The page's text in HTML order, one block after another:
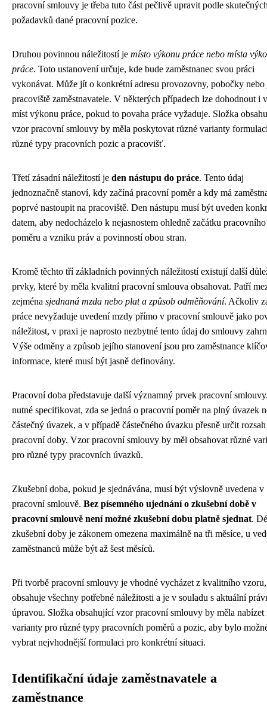
pracovní smlouvy je třeba tuto část pečlivě upravit podle
požadavků dané pracovní pozice.
Druhou povinnou náležitostí je místo výkonu práce nebo místa
práce. Toto ustanovení určuje, kde bude zaměstnanec svou práci
vykonávat. Může jít o konkrétní adresu provozovny, pobočky nebo
pracoviště zaměstnavatele. V některých případech lze dohodnout i
míst výkonu práce, pokud to povaha práce vyžaduje. Složka
vzor pracovní smlouvy by měla poskytovat různé varianty
různé typy pracovních pozic a pracovišť.
Třetí zásadní náležitostí je den nástupu do práce. Tento údaj
jednoznačně stanoví, kdy začíná pracovní poměr a kdy má
poprvé nastoupit na pracoviště. Den nástupu musí být uveden
datem, aby nedocházelo k nejasnostem ohledně začátku pracovního
poměru a vzniku práv a povinností obou stran.
Kromě těchto tří základních povinných náležitostí existují další
prvky, které by měla kvalitní pracovní smlouva obsahovat. Patří
zejména sjednaná mzda nebo plat a způsob odměňování. Ačkoliv
práce nevyžaduje uvedení mzdy přímo v pracovní smlouvě jako
náležitost, v praxi je naprosto nezbytné tento údaj do smlouvy
Výše odměny a způsob jejího stanovení jsou pro zaměstnance
informace, které musí být jasně definovány.
Pracovní doba představuje další významný prvek pracovní
nutné specifikovat, zda se jedná o pracovní poměr na plný úvazek
částečný úvazek, a v případě částečného úvazku přesně určit rozsah
pracovní doby. Vzor pracovní smlouvy by měl obsahovat různé
pro různé typy pracovních úvazků.
Zkušební doba, pokud je sjednávána, musí být výslovně uvedena v
pracovní smlouvě. Bez písemného ujednání o zkušební době v
pracovní smlouvě není možné zkušební dobu platně sjednat.
zkušební doby je zákonem omezena maximálně na tři měsíce, u
zaměstnanců může být až šest měsíců.
Při tvorbě pracovní smlouvy je vhodné vycházet z kvalitního
obsahuje všechny potřebné náležitosti a je v souladu s aktuální
úpravou. Složka obsahující vzor pracovní smlouvy by měla nabízet
varianty pro různé typy pracovních poměrů a pozic, aby bylo
vybrat nejvhodnější formulaci pro konkrétní situaci.
Identifikační údaje zaměstnavatele a
zaměstnance